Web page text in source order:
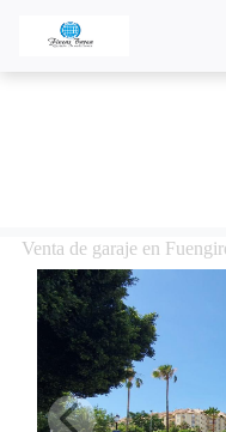
Venta de garaje en